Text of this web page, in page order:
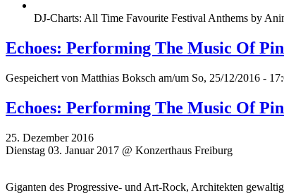
DJ-Charts: All Time Favourite Festival Anthems by
Echoes: Performing The Music Of
Gespeichert von Matthias Boksch am/um So, 25/12/2016 -
Echoes: Performing The Music Of
25. Dezember 2016
Dienstag 03. Januar 2017 @ Konzerthaus Freiburg
Giganten des Progressive- und Art-Rock, Architekten